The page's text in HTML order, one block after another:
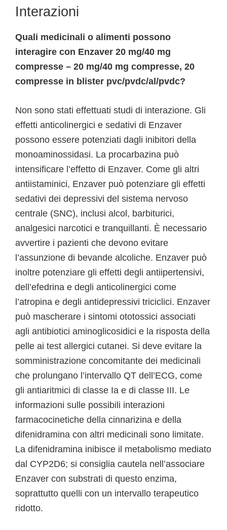
Interazioni
Quali medicinali o alimenti possono
interagire con Enzaver 20 mg/40 mg
compresse – 20 mg/40 mg compresse, 20
compresse in blister pvc/pvdc/al/pvdc?
Non sono stati effettuati studi di interazione. Gli
effetti anticolinergici e sedativi di Enzaver
possono essere potenziati dagli inibitori della
monoaminossidasi. La procarbazina può
intensificare l’effetto di Enzaver. Come gli altri
antiistaminici, Enzaver può potenziare gli effetti
sedativi dei depressivi del sistema nervoso
centrale (SNC), inclusi alcol, barbiturici,
analgesici narcotici e tranquillanti. È necessario
avvertire i pazienti che devono evitare
l’assunzione di bevande alcoliche. Enzaver può
inoltre potenziare gli effetti degli antiipertensivi,
dell’efedrina e degli anticolinergici come
l’atropina e degli antidepressivi triciclici. Enzaver
può mascherare i sintomi ototossici associati
agli antibiotici aminoglicosidici e la risposta della
pelle ai test allergici cutanei. Si deve evitare la
somministrazione concomitante dei medicinali
che prolungano l’intervallo QT dell’ECG, come
gli antiaritmici di classe Ia e di classe III. Le
informazioni sulle possibili interazioni
farmacocinetiche della cinnarizina e della
difenidramina con altri medicinali sono limitate.
La difenidramina inibisce il metabolismo mediato
dal CYP2D6; si consiglia cautela nell’associare
Enzaver con substrati di questo enzima,
soprattutto quelli con un intervallo terapeutico
ridotto.